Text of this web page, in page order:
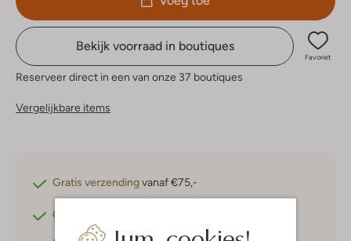
Bekijk voorraad in boutiques
Favoriet
Reserveer direct in een van onze 37 boutiques
Vergelijkbare items
Gratis verzendingvanaf €75,-
Gratis retourneren